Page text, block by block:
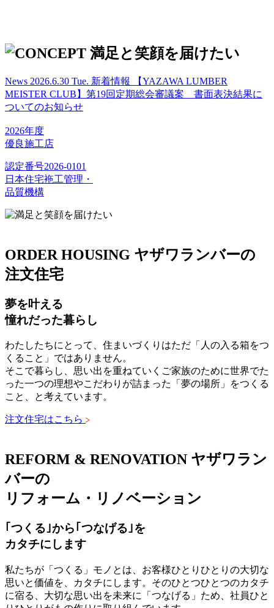
News 2026.6.30 Tue. 新着情報
【YAZAWA LUMBER
MEISTER CLUB】第19回定期総会審議案 書面表決結果に
ついてのお知らせ
2026年度
優良施工店
認定番号2026-0101
日本住宅袘工管理・
品質機構
ORDER HOUSING ヤザワランバーの
注文住宅
夢を叶える
憧れだった暮らし
わたしたちにとって、住まいづくりはただ「人の入る箱をつ
くること」ではありません。
そこで暮らし、思い出を重ねていくご家族のために世界でた
った一つの理想やこだわりが詰まった「夢の場所」をつくる
こと、と考えています。
注文住宅はこちら
REFORM & RENOVATION ヤザワラン
バーの
リフォーム・リノベーション
｢つくる｣から｢つなげる｣を
カタチにします
私たちが「つくる」モノとは、お客様ひとりひとりの大切な
思いと価値を、カタチにします。そのひとつひとつのカタチ
に宿る、大切な思い出を未来に「つなげる」ため、社員ひと